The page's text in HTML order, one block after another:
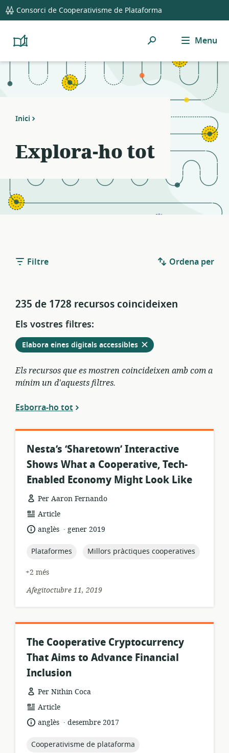
global
navigation
Consorci de Cooperativisme de Plataforma
Platform
Resource
Cerca Menu
Inici
Explora-ho tot
Filtre Ordena per
235 de 1728 recursos coincideixen
Els vostres filtres:
Elimina
Elabora eines digitals accessiblesdels
filtres
actuals
Els recursos que es mostren coincideixen amb com a
mínim un d'aquests filtres.
Esborra-ho tot
Nesta’s ‘Sharetown’ Interactive
Shows What a Cooperative, Tech-
Enabled Economy Might Look Like
Per Aaron Fernando
format
recursos:
Article
idioma:
anglès .
data
publicació:
gener 2019
topic:
Plataformes topic:
Millors pràctiques cooperatives
+2 més
Afegitoctubre 11, 2019
The Cooperative Cryptocurrency
That Aims to Advance Financial
Inclusion
Per Nithin Coca
format
recursos:
Article
idioma:
anglès .
data
publicació:
desembre 2017
topic:
Cooperativisme de plataforma
Notifications
21
filters
Resource